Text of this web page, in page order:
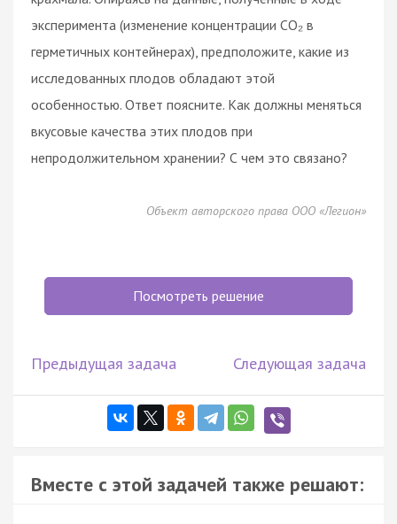
эксперимента (изменение концентрации CO₂ в
герметичных контейнерах), предположите, какие из
исследованных плодов обладают этой
особенностью. Ответ поясните. Как должны меняться
вкусовые качества этих плодов при
непродолжительном хранении? С чем это связано?
Объект авторского права ООО «Легион»
Посмотреть решение
Предыдущая задача Следующая задача
Вместе с этой задачей также решают: